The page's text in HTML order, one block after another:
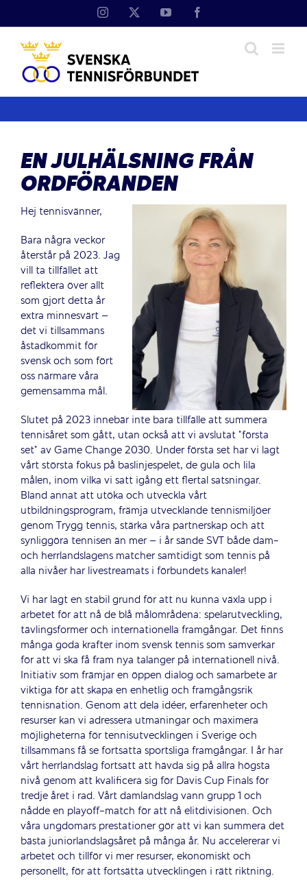
Instagram YouTube
EN JULHÄLSNING FRÅN
ORDFÖRANDEN
Hej tennisvänner,
Bara några veckor
återstår på 2023. Jag
vill ta tillfället att
reflektera över allt
som gjort detta år
extra minnesvärt –
det vi tillsammans
åstadkommit för
svensk och som fört
oss närmare våra
gemensamma mål.
Slutet på 2023 innebär inte bara tillfälle att summera
tennisåret som gått, utan också att vi avslutat ”första
set” av Game Change 2030. Under första set har vi lagt
vårt största fokus på baslinjespelet, de gula och lila
målen, inom vilka vi satt igång ett flertal satsningar.
Bland annat att utöka och utveckla vårt
utbildningsprogram, främja utvecklande tennismiljöer
genom Trygg tennis, stärka våra partnerskap och att
synliggöra tennisen än mer – i år sände SVT både dam-
och herrlandslagens matcher samtidigt som tennis på
alla nivåer har livestreamats i förbundets kanaler!
Vi har lagt en stabil grund för att nu kunna växla upp i
arbetet för att nå de blå målområdena: spelarutveckling,
tävlingsformer och internationella framgångar. Det finns
många goda krafter inom svensk tennis som samverkar
för att vi ska få fram nya talanger på internationell nivå.
Initiativ som främjar en öppen dialog och samarbete är
viktiga för att skapa en enhetlig och framgångsrik
tennisnation. Genom att dela idéer, erfarenheter och
resurser kan vi adressera utmaningar och maximera
möjligheterna för tennisutvecklingen i Sverige och
tillsammans få se fortsatta sportsliga framgångar. I år har
vårt herrlandslag fortsatt att hävda sig på allra högsta
nivå genom att kvalificera sig för Davis Cup Finals för
tredje året i rad. Vårt damlandslag vann grupp 1 och
nådde en playoff-match för att nå elitdivisionen. Och
våra ungdomars prestationer gör att vi kan summera det
bästa juniorlandslagsåret på många år. Nu accelererar vi
arbetet och tillför vi mer resurser, ekonomiskt och
personellt, för att fortsätta utvecklingen i rätt riktning.